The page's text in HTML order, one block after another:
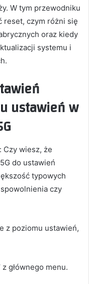
W tym przewodniku
reset, czym różni się
oraz kiedy
systemu i
ustawień w
Czy wiesz, że
do ustawień
typowych
czy
z poziomu ustawień,
głównego menu.